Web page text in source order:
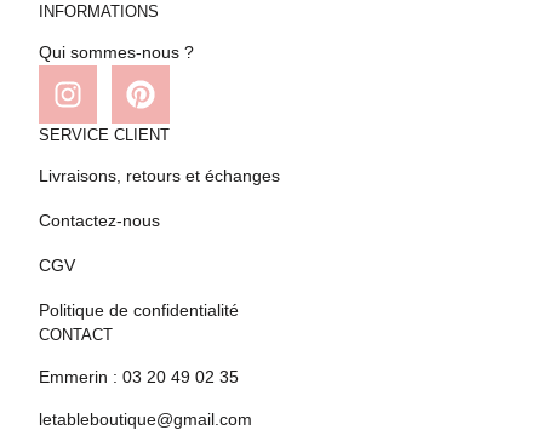
INFORMATIONS
Qui sommes-nous ?
SERVICE CLIENT
Livraisons, retours et échanges
Contactez-nous
CGV
Politique de confidentialité
CONTACT
Emmerin : 03 20 49 02 35
letableboutique@gmail.com